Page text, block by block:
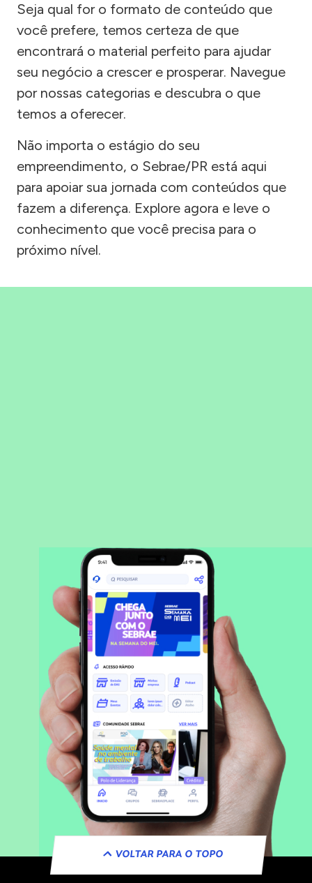
Seja qual for o formato de conteúdo que
você prefere, temos certeza de que
encontrará o material perfeito para ajudar
seu negócio a crescer e prosperar. Navegue
por nossas categorias e descubra o que
temos a oferecer.
Não importa o estágio do seu
empreendimento, o Sebrae/PR está aqui
para apoiar sua jornada com conteúdos que
fazem a diferença. Explore agora e leve o
conhecimento que você precisa para o
próximo nível.
VOLTAR PARA O TOPO